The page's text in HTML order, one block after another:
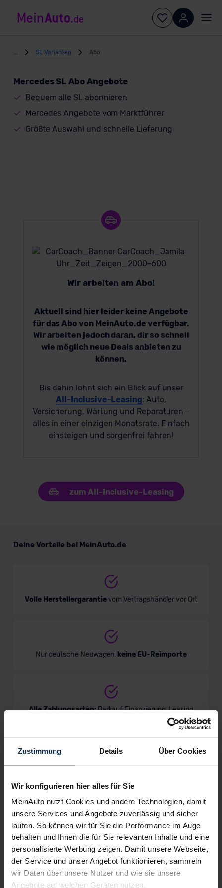
Zustimmung Details Über Cookies
Wir konfigurieren hier alles für Sie
MeinAuto nutzt Cookies und andere Technologien, damit
unsere Services und Angebote zuverlässig und sicher
laufen. So können wir für Sie die Performance im Auge
behalten und Ihnen die für Sie relevanten Inhalte und eine
personalisierte Werbung zeigen. Damit unsere Webseite,
der Service und unser Angebot funktionieren, sammeln
wir Daten über unsere Nutzer und wie sie unsere
Angebote auf welchen Geräten nutzen.
SL Varianten Abo
Mercedes SL Abo Angebote
Bequem alle SL abonnieren
Mercedes Angebote vom Marktführer
Größte Auswahl und schnelle Lieferung
Wir arbeiten am Abo!
Aktuell sind hier leider keine Angebote
für das Abo von MeinAuto.de verfügbar.
Wir arbeiten jedoch daran, dir so schnell
wie möglich neue Deals anbieten zu
können.
Bis dahin lohnt sich ein Blick auf unser
All-Inclusive-Leasing: Auto,
Versicherung, Wartung und Reparaturen –
alles in einer einzigen Monatsrate. Einfach
einsteigen und sorgenfrei fahren!
zum All-Inclusive-Leasing
Deine Vorteile bei MeinAuto.de
Volle Herstellergarantievom Vertragshändler vor Ort
Nur deutsche Neuwagen, keine EU-Reimporte
Alle Zahlungsarten:Barkauf, Finanzierung, Leasing
Keine Kosten:
Wir sind stolz auf eine hohe
Kundenzufriedenheit!
MeinAuto.de hat langjährige Erfahrungen auf dem
Neuwagenmarkt in Deutschland. Unsere Kunden haben
dadurch ihr Wunschauto zum Top-Rabatt erhalten und